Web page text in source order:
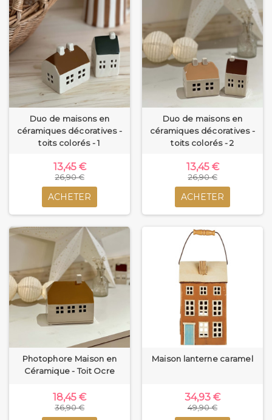
Duo de maisons en
céramiques décoratives -
toits colorés - 1
13,45 €
26,90 €
ACHETER
Duo de maisons en
céramiques décoratives -
toits colorés - 2
13,45 €
26,90 €
ACHETER
Photophore Maison en
Céramique - Toit Ocre
18,45 €
36,90 €
Maison lanterne caramel
34,93 €
49,90 €